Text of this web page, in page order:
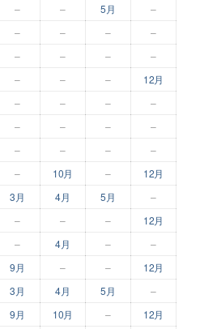
– – 5月
–
– – – –
– – –
–
– – – 12月
– – –
–
– – – –
– – –
–
– 10月 – 12月
3月 4月 5月
–
– – – 12月
– 4月 –
–
9月 – – 12月
3月 4月 5月
–
9月 10月 – 12月